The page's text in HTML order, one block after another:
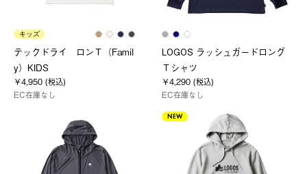
キッズ
テックドライ ロンＴ（Famil
y）KIDS
￥4,950 (税込)
EC在庫なし
LOGOS ラッシュガードロング
Ｔシャツ
￥4,290 (税込)
EC在庫なし
NEW